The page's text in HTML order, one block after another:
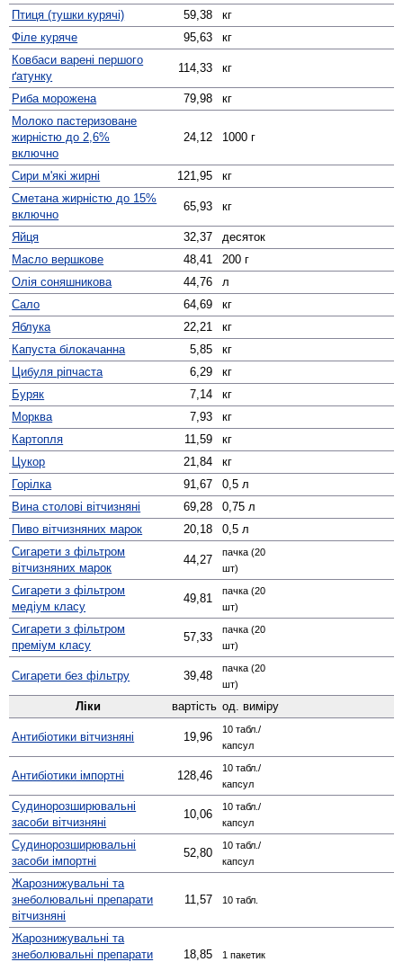
Птиця (тушки курячі)
59,38
кг
Філе куряче
95,63
кг
Ковбаси варені першого
ґатунку
114,33 кг
Риба морожена 79,98
кг
Молоко пастеризоване
жирністю до 2,6%
включно
24,12 1000 г
Сири м'які жирні 121,95
кг
Сметана жирністю до 15%
включно
65,93 кг
Яйця 32,37
десяток
Масло вершкове
48,41
200 г
Олія соняшникова
44,76
л
Сало
64,69
кг
Яблука
22,21
кг
Капуста білокачанна
5,85
кг
Цибуля ріпчаста
6,29
кг
Буряк
7,14
кг
Морква
7,93
кг
Картопля
11,59
кг
Цукор
21,84
кг
Горілка
91,67
0,5 л
Вина столові вітчизняні
69,28
0,75 л
Пиво вітчизняних марок
20,18
0,5 л
Сигарети з фільтром
вітчизняних марок
44,27
пачка (20
шт)
Сигарети з фільтром
медіум класу
49,81
пачка (20
шт)
Сигарети з фільтром
преміум класу
57,33
пачка (20
шт)
Сигарети без фільтру 39,48
пачка (20
шт)
Ліки вартість од. виміру
Антибіотики вітчизняні 19,96
10 табл./
капсул
Антибіотики імпортні 128,46
10 табл./
капсул
Судино­розширювальні
засоби вітчизняні
10,06
10 табл./
капсул
Судино­розширювальні
засоби імпортні
52,80
10 табл./
капсул
Жаро­знижувальні та
знеболювальні препарати
вітчизняні
11,57 10 табл.
Жаро­знижувальні та
знеболювальні препарати
18,85 1 пакетик